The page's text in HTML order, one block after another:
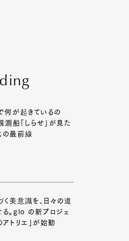
何が起きているの
船「しらせ」が見た
最前線
美意識を、日々の道
。glo の新プロジェ
アトリエ」が始動